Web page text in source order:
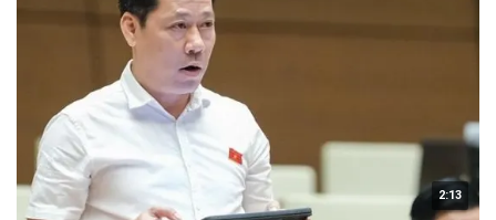
2:13